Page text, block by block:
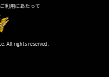
ご利用にあたって
All rights reserved.